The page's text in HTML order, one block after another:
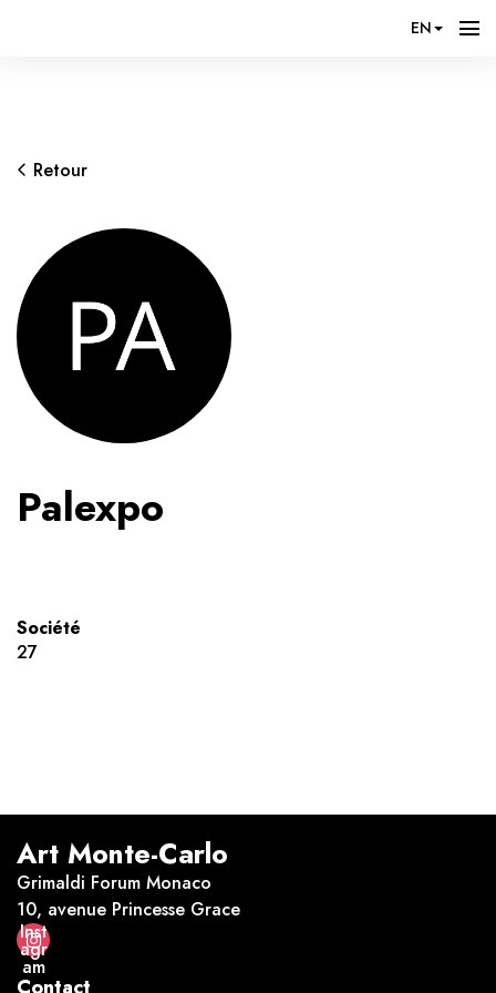
EN
Retour
Palexpo
Société
27
Art Monte-Carlo
Grimaldi Forum Monaco
10, avenue Princesse Grace
Inst
agr
am
Contact